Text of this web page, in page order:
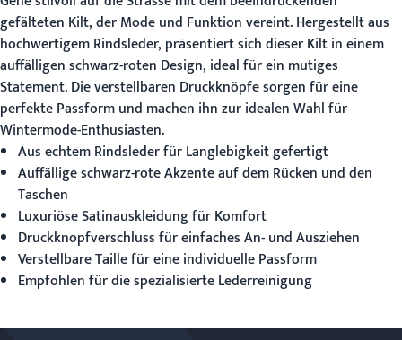
gefälteten Kilt, der Mode und Funktion vereint. Hergestellt aus
hochwertigem Rindsleder, präsentiert sich dieser Kilt in einem
auffälligen schwarz-roten Design, ideal für ein mutiges
Statement. Die verstellbaren Druckknöpfe sorgen für eine
perfekte Passform und machen ihn zur idealen Wahl für
Wintermode-Enthusiasten.
Aus echtem Rindsleder für Langlebigkeit gefertigt
Auffällige schwarz-rote Akzente auf dem Rücken und den
Taschen
Luxuriöse Satinauskleidung für Komfort
Druckknopfverschluss für einfaches An- und Ausziehen
Verstellbare Taille für eine individuelle Passform
Empfohlen für die spezialisierte Lederreinigung